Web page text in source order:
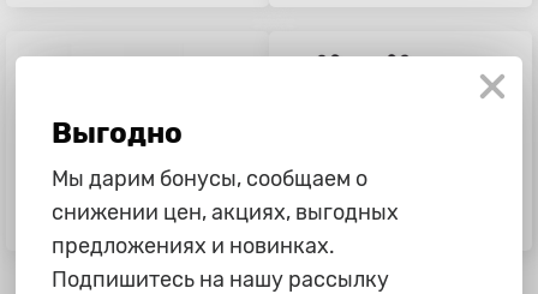
739 ₽ 105 ₽
Выгодно
Мы дарим бонусы, сообщаем о
снижении цен, акциях, выгодных
предложениях и новинках.
Подпишитесь на нашу рассылку